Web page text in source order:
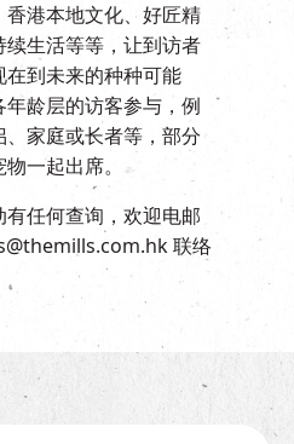
港本地文化、好匠精
生活等等，让到访者
到未来的种种可能
龄层的访客参与，例
家庭或长者等，部分
一起出席。
任何查询，欢迎电邮
联络